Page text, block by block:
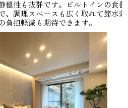
穏性も抜群です。ビルトインの食器
、調理スペースも広く取れて節水効
負担軽減も期待できます。